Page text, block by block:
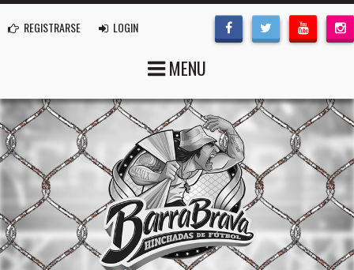
REGISTRARSE LOGIN
MENU